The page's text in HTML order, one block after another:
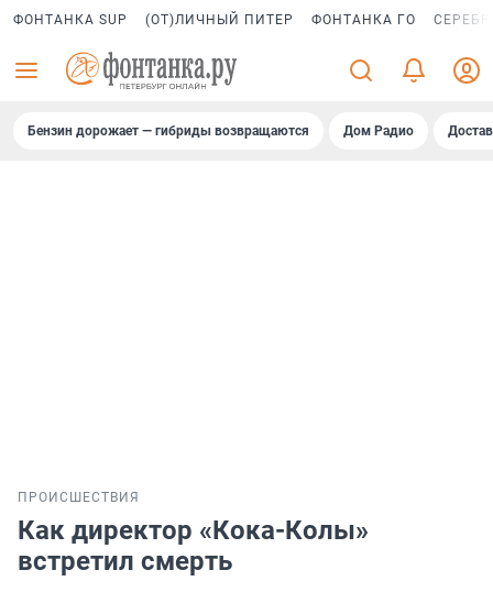
ФОНТАНКА SUP (ОТ)ЛИЧНЫЙ ПИТЕР ФОНТАНКА ГО
Бензин дорожает — гибриды возвращаются Дом Радио
ПРОИСШЕСТВИЯ
Как директор «Кока-Колы»
встретил смерть